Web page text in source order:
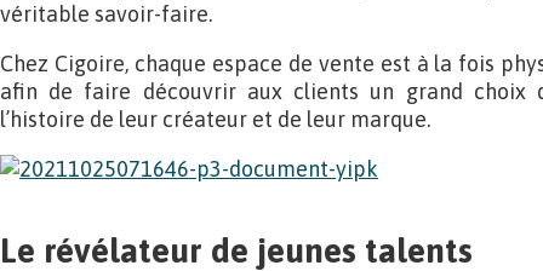
véritable savoir-faire.
Chez Cigoire, chaque espace de vente est à la fois
afin de faire découvrir aux clients un grand choix
l’histoire de leur créateur et de leur marque.
Le révélateur de jeunes talents